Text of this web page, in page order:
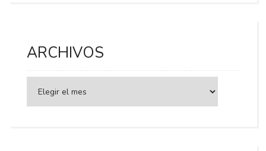
ARCHIVOS